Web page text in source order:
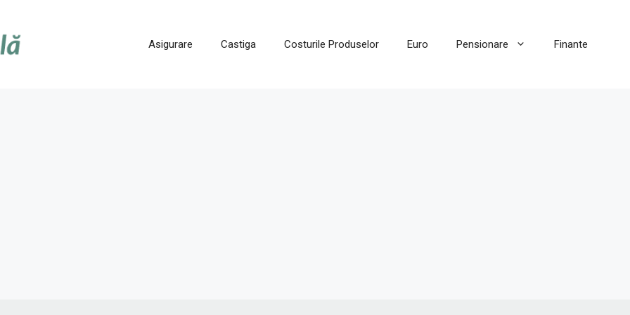
Asigurare Castiga Costurile Produselor Euro Pensionare Finante